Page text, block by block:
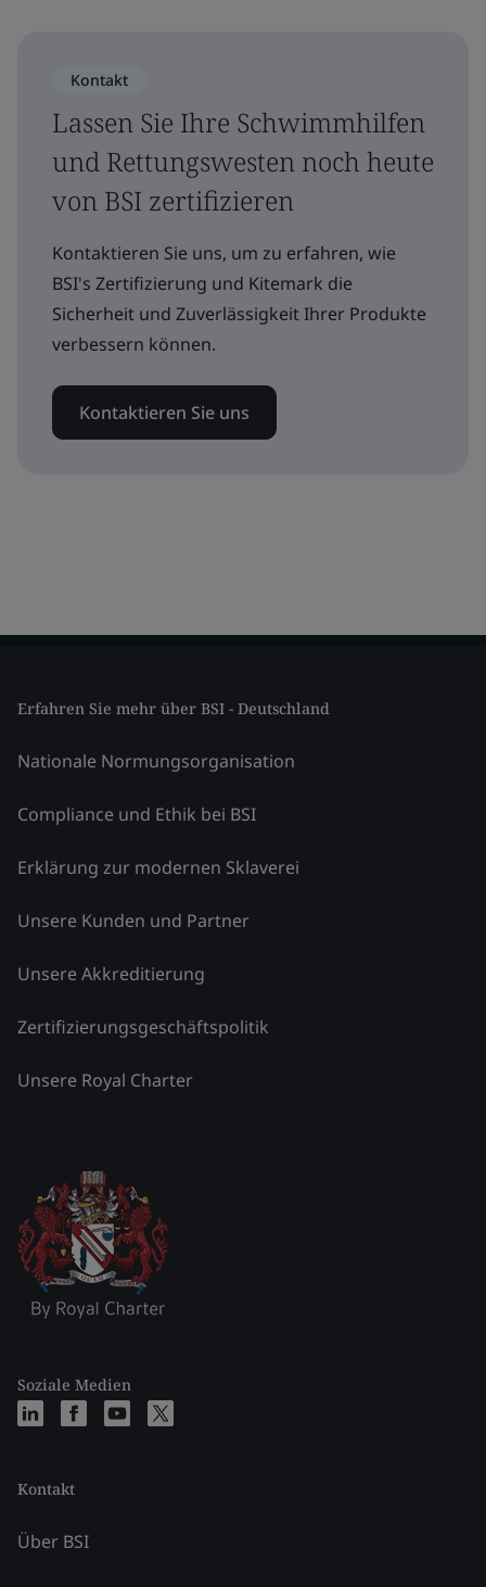
Kontakt
Lassen Sie Ihre Schwimmhilfen
und Rettungswesten noch heute
von BSI zertifizieren
Kontaktieren Sie uns, um zu erfahren, wie
BSI's Zertifizierung und Kitemark die
Sicherheit und Zuverlässigkeit Ihrer Produkte
verbessern können.
Kontaktieren Sie uns
Erfahren Sie mehr über BSI - Deutschland
Nationale Normungsorganisation
Compliance und Ethik bei BSI
Erklärung zur modernen Sklaverei
Unsere Kunden und Partner
Unsere Akkreditierung
Zertifizierungsgeschäftspolitik
Unsere Royal Charter
Soziale Medien
Kontakt
Über BSI